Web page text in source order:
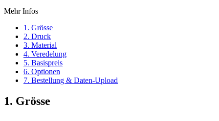
Mehr Infos
1. Grösse
2. Druck
3. Material
4. Veredelung
5. Basispreis
6. Optionen
7. Bestellung & Daten-Upload
1. Grösse